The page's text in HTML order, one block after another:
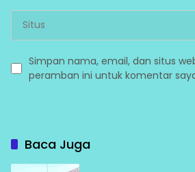
Simpan nama, email, dan situs
peramban ini untuk komentar
Baca Juga